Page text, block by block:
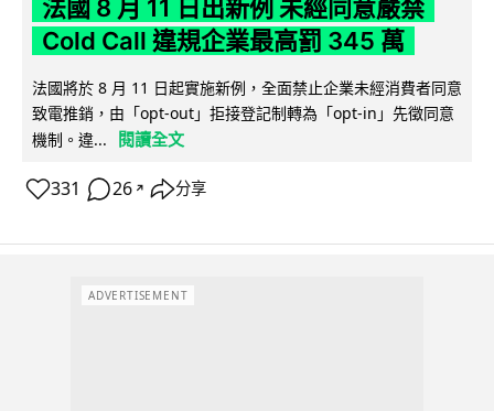
法國 8 月 11 日出新例 未經同意嚴禁
Cold Call 違規企業最高罰 345 萬
法國將於 8 月 11 日起實施新例，全面禁止企業未經消費者同意
致電推銷，由「opt-out」拒接登記制轉為「opt-in」先徵同意
機制。違...
閱讀全文
331 26 ↗ 分享
ADVERTISEMENT